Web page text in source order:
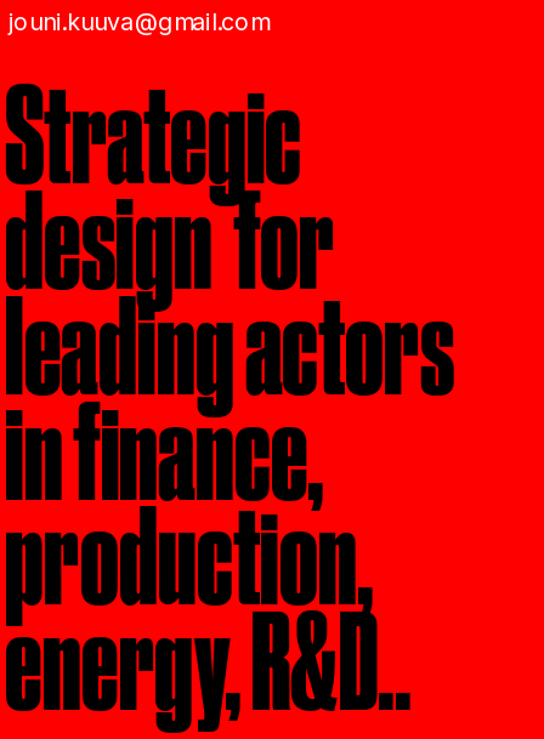
jouni.kuuva@gmail.com
Strategic
design  for
leading actors
in finance,
production,
energy, R&D..